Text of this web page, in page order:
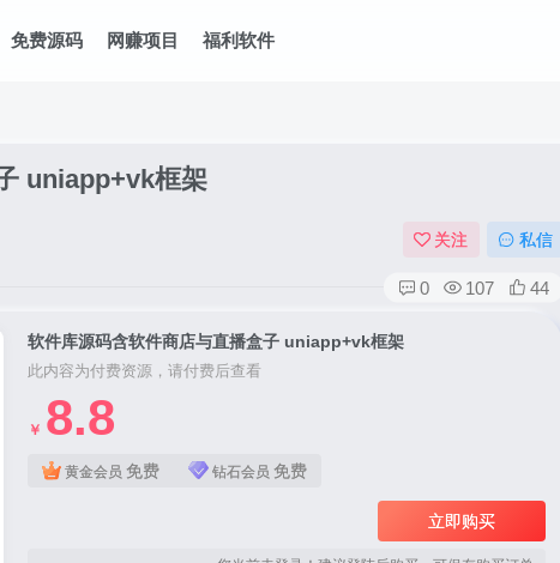
免费源码 网赚项目 福利软件
uniapp+vk框架
关注 私信
0 107 44
软件库源码含软件商店与直播盒子 uniapp+vk框架
此内容为付费资源，请付费后查看
￥ 8.8
黄金会员 免费 钻石会员 免费
立即购买